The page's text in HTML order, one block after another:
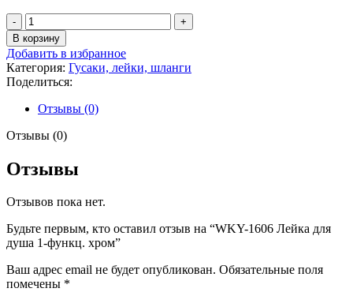
Количество
товара
WKY-
1606
Лейка
для
душа
функц.
В корзину
Добавить в избранное
Категория: Гусаки, лейки, шланги
Поделиться:
Отзывы (0)
Отзывы (0)
Отзывы
Отзывов пока нет.
Будьте первым, кто оставил отзыв на “WKY-1606 Лейка для
душа 1-функц. хром”
Ваш адрес email не будет опубликован. Обязательные поля
помечены *